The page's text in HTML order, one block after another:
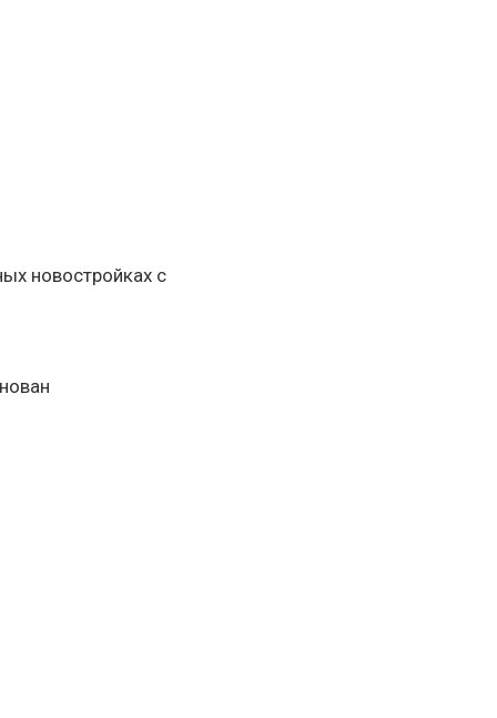
новостройках с